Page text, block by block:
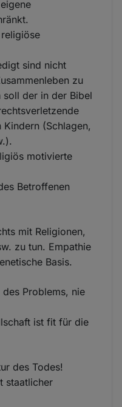
sind nicht
zu
soll der in der Bibel
(Schlagen,
motivierte
Betroffenen
mit Religionen,
zu tun. Empathie
Basis.
Problems, nie
ist fit für die
des Todes!
staatlicher